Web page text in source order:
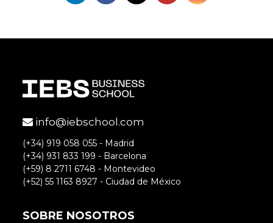
info@iebschool.com
(+34) 919 058 055 - Madrid
(+34) 931 833 199 - Barcelona
(+59) 8 2711 6748 - Montevideo
(+52) 55 1163 8927 - Ciudad de México
SOBRE NOSOTROS